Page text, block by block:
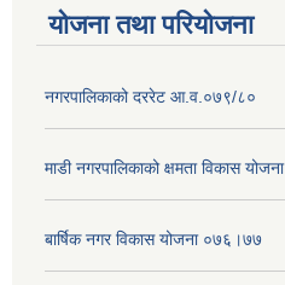
योजना तथा परियोजना
नगरपालिकाको दररेट आ.व.०७९/८०
माडी नगरपालिकाको क्षमता विकास योजना
बार्षिक नगर विकास योजना ०७६।७७